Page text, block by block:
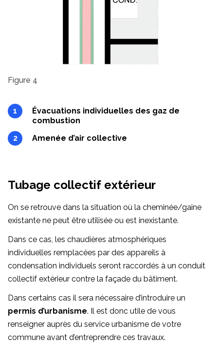
Figure 4
Évacuations individuelles des gaz de
combustion
Amenée d’air collective
Tubage collectif extérieur
On se retrouve dans la situation où la cheminée/gaine
existante ne peut être utilisée ou est inexistante.
Dans ce cas, les chaudières atmosphériques
individuelles remplacées par des appareils à
condensation individuels seront raccordés à un conduit
collectif extérieur contre la façade du bâtiment.
Dans certains cas il sera nécessaire d’introduire un
permis d’urbanisme. Il est donc utile de vous
renseigner auprès du service urbanisme de votre
commune avant d’entreprendre ces travaux.